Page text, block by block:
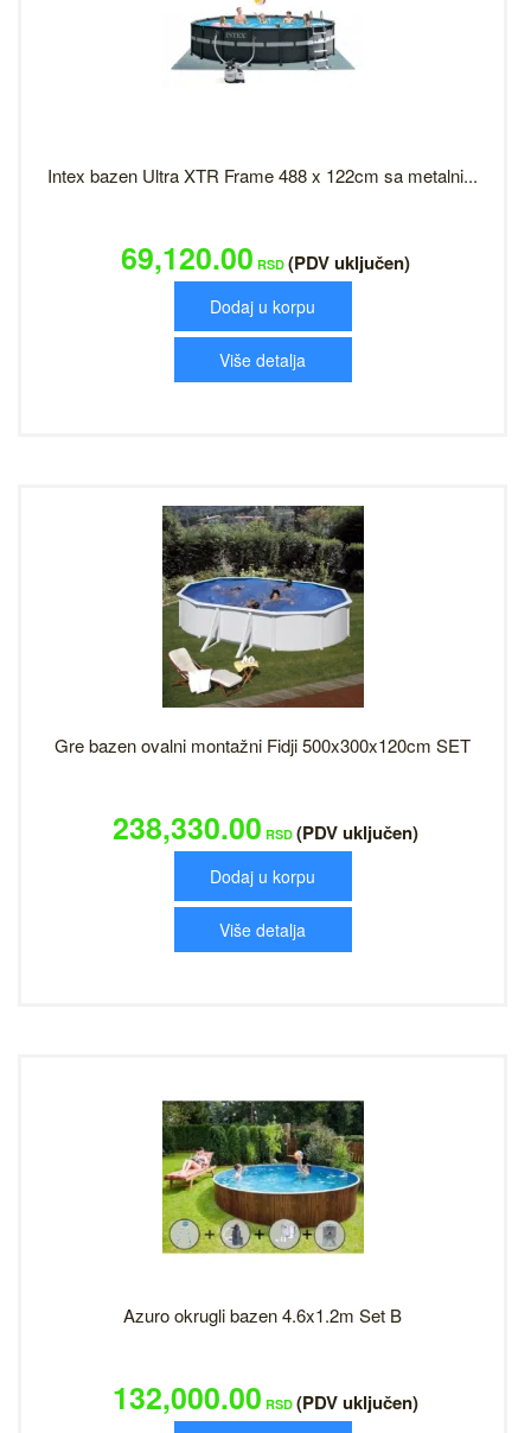
Intex bazen Ultra XTR Frame 488 x 122cm sa metalni...
69,120.00 RSD (PDV uključen)
Dodaj u korpu
Više detalja
Gre bazen ovalni montažni Fidji 500x300x120cm SET
238,330.00 RSD (PDV uključen)
Dodaj u korpu
Više detalja
Azuro okrugli bazen 4.6x1.2m Set B
132,000.00 RSD (PDV uključen)